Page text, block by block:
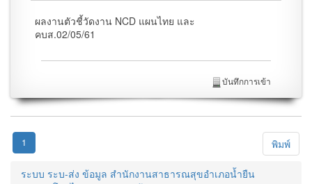
ผลงานตัวชี้วัดงาน NCD แผนไทย และ
คบส.02/05/61
บันทึกการเข้า
พิมพ์
1
ระบบ ระบ-ส่ง ข้อมูล สำนักงานสาธารณสุขอำเภอน้ำยืน